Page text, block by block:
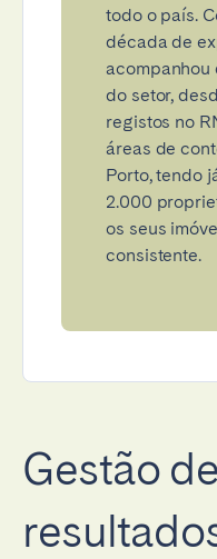
todo o país.
década de
acompanhou
do setor,
registos no
áreas de
Porto, tendo
2.000
os seus
consistente.
Gestão